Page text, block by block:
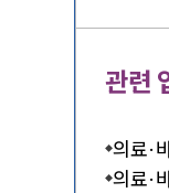
관련
의료·
의료·